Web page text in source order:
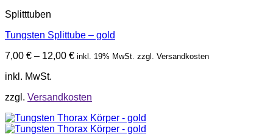
Splitttuben
Tungsten Splittube – gold
7,00 € – 12,00 € inkl. 19% MwSt. zzgl. Versandkosten
inkl. MwSt.
zzgl. Versandkosten